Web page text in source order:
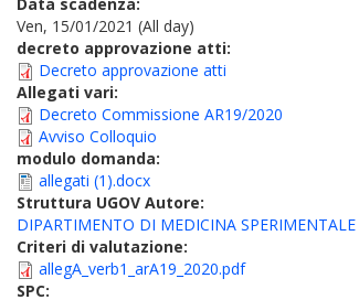
Ven, 15/01/2021 (All day)
decreto approvazione atti:
Decreto approvazione atti
Allegati vari:
Decreto Commissione AR19/2020
Avviso Colloquio
modulo domanda:
allegati (1).docx
Struttura UGOV Autore:
DIPARTIMENTO DI MEDICINA SPERIMENTALE
Criteri di valutazione:
allegA_verb1_arA19_2020.pdf
SPC: